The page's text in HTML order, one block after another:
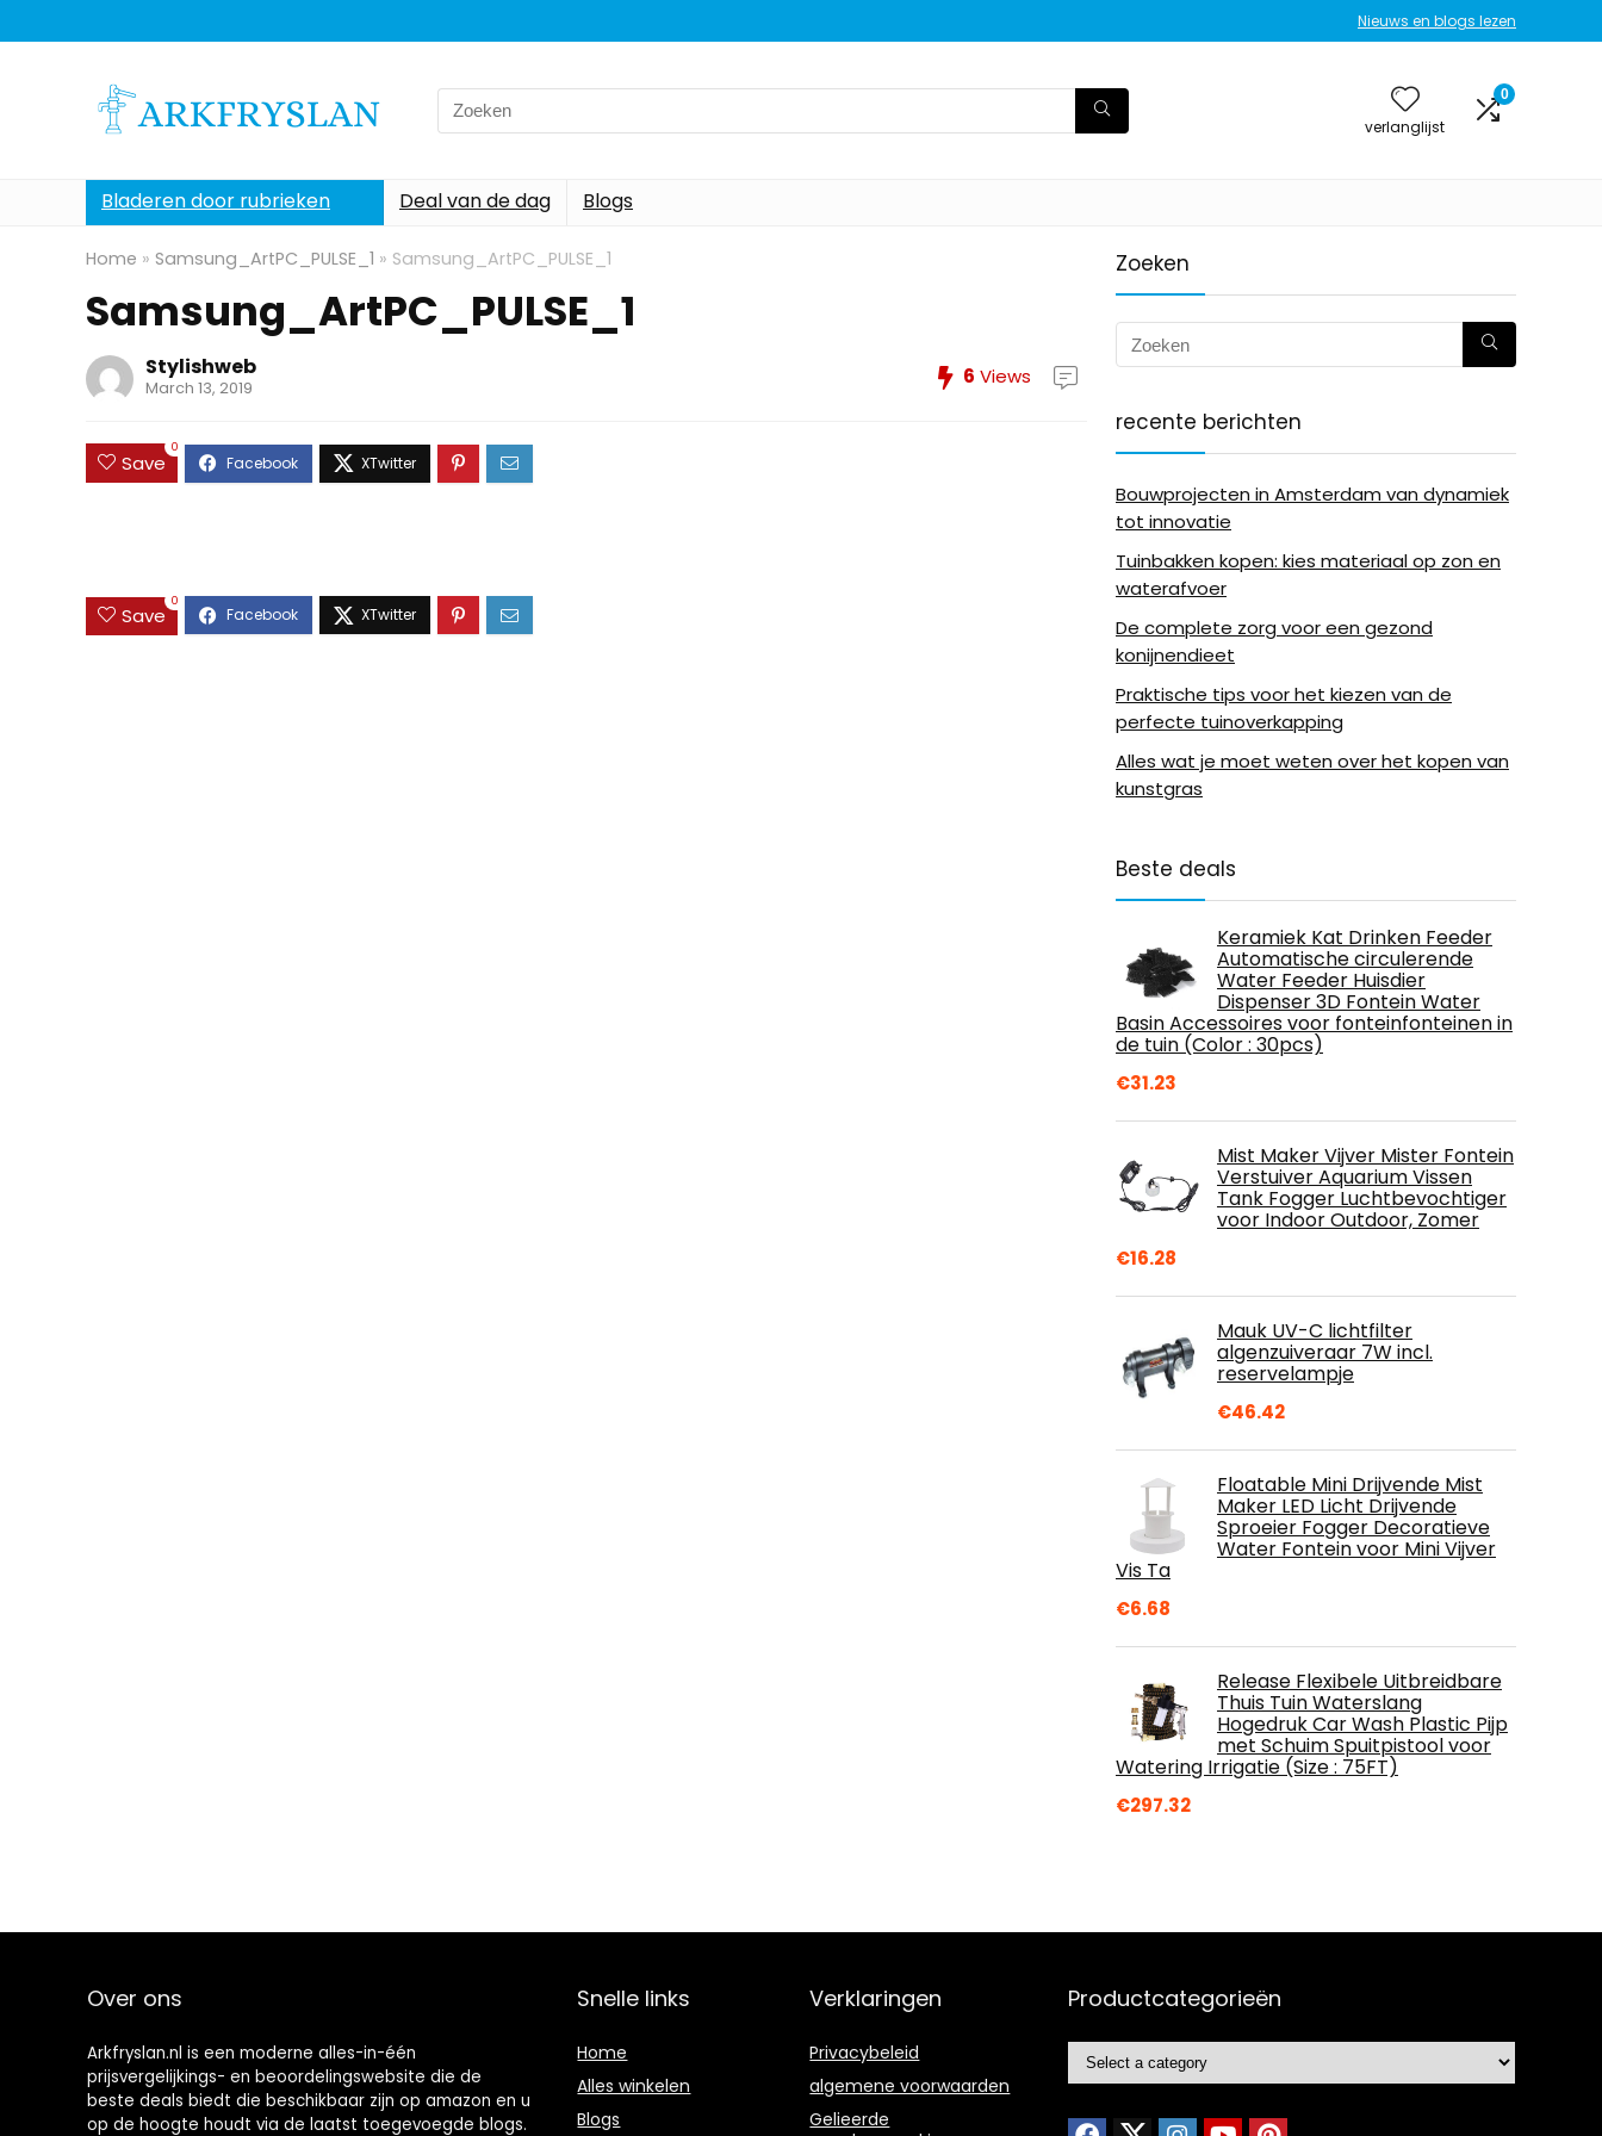
Nieuws en blogs lezen
Search
for:
verlanglijst
0
Bladeren door rubrieken Deal van de dag Blogs
Home » Samsung_ArtPC_PULSE_1 » Samsung_ArtPC_PULSE_1
Samsung_ArtPC_PULSE_1
Stylishweb
March 13, 2019 6 Views
Save
0
Save
0
Zoeken
recente berichten
Bouwprojecten in Amsterdam van dynamiek
tot innovatie
Tuinbakken kopen: kies materiaal op zon en
waterafvoer
De complete zorg voor een gezond
konijnendieet
Praktische tips voor het kiezen van de
perfecte tuinoverkapping
Alles wat je moet weten over het kopen van
kunstgras
Beste deals
Keramiek Kat Drinken Feeder
Automatische circulerende
Water Feeder Huisdier
Dispenser 3D Fontein Water
Basin Accessoires voor fonteinfonteinen in
de tuin (Color : 30pcs)
€31.23
Mist Maker Vijver Mister Fontein
Verstuiver Aquarium Vissen
Tank Fogger Luchtbevochtiger
voor Indoor Outdoor, Zomer
€16.28
Mauk UV-C lichtfilter
algenzuiveraar 7W incl.
reservelampje
€46.42
Floatable Mini Drijvende Mist
Maker LED Licht Drijvende
Sproeier Fogger Decoratieve
Water Fontein voor Mini Vijver
Vis Ta
€6.68
Release Flexibele Uitbreidbare
Thuis Tuin Waterslang
Hogedruk Car Wash Plastic Pijp
met Schuim Spuitpistool voor
Watering Irrigatie (Size : 75FT)
€297.32
Over ons
Arkfryslan.nl is een moderne alles-in-één
prijsvergelijkings- en beoordelingswebsite die de
beste deals biedt die beschikbaar zijn op amazon en u
op de hoogte houdt via de laatst toegevoegde blogs.
Snelle links
Home
Alles winkelen
Blogs
Verklaringen
Privacybeleid
algemene voorwaarden
Gelieerde
Productcategorieën